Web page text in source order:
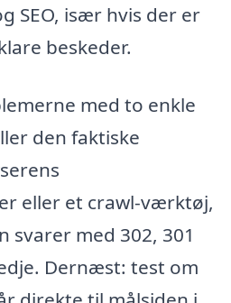
SEO, især hvis der er
beskeder.
med to enkle
den faktiske
eller et crawl-værktøj,
svarer med 302, 301
Dernæst: test om